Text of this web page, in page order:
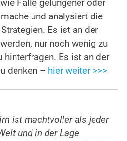
Fälle gelungener oder
und analysiert die
Es ist an der
nur noch wenig zu
hinterfragen. Es ist an der
denken – hier weiter >>>
ist machtvoller als jeder
und in der Lage